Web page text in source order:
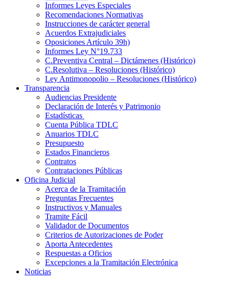
Informes Leyes Especiales
Recomendaciones Normativas
Instrucciones de carácter general
Acuerdos Extrajudiciales
Oposiciones Artículo 39h)
Informes Ley N°19.733
C.Preventiva Central – Dictámenes (Histórico)
C.Resolutiva – Resoluciones (Histórico)
Ley Antimonopolio – Resoluciones (Histórico)
Transparencia
Audiencias Presidente
Declaración de Interés y Patrimonio
Estadísticas
Cuenta Pública TDLC
Anuarios TDLC
Presupuesto
Estados Financieros
Contratos
Contrataciones Públicas
Oficina Judicial
Acerca de la Tramitación
Preguntas Frecuentes
Instructivos y Manuales
Tramite Fácil
Validador de Documentos
Criterios de Autorizaciones de Poder
Aporta Antecedentes
Respuestas a Oficios
Excepciones a la Tramitación Electrónica
Noticias